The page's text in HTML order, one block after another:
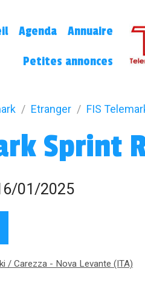
Agenda Annuaire
Petites annonces
Etranger FIS
Sprint
01/2025
/ Carezza - Nova Levante (ITA)